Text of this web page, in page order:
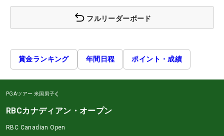
フルリーダーボード
賞金ランキング 年間日程 ポイント・成績
PGAツアー 米国男子
RBCカナディアン・オープン
RBC Canadian Open